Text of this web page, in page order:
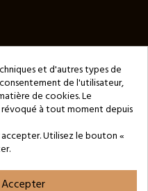
P.IVA/C.F.: 13466181008
1449325 - Registre du
Rome
et d'autres types de
de l'utilisateur,
de cookies. Le
à tout moment depuis
Utilisez le bouton «
Accepter